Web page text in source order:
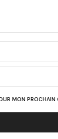
MON PROCHAIN